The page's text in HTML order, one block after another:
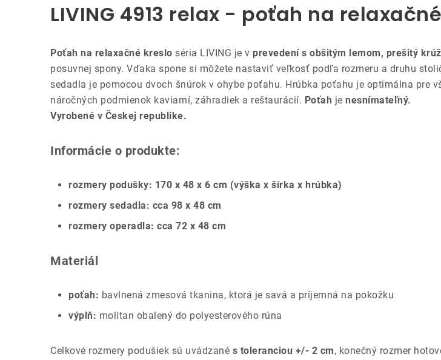
LIVING 4913 relax - poťah na
Poťah na relaxačné kreslo séria LIVING je v prevedení s obšitým lemom, prešitý
posuvnej spony. Vďaka spone si môžete nastaviť veľkosť podľa rozmeru a druhu
sedadla je pomocou dvoch šnúrok v ohybe poťahu. Hrúbka poťahu je optimálna pre
náročných podmienok kaviarní, záhradiek a reštaurácií. Poťah je nesnímateľný.
Vyrobené v Českej republike.
Informácie o produkte:
rozmery podušky: 170 x 48 x 6 cm (výška x šírka x hrúbka)
rozmery sedadla: cca 98 x 48 cm
rozmery operadla: cca 72 x 48 cm
Materiál
poťah: bavlnená zmesová tkanina, ktorá je savá a príjemná na pokožku
výplň: molitan obalený do polyesterového rúna
Celkové rozmery podušiek sú uvádzané s toleranciou +/- 2 cm, konečný rozmer